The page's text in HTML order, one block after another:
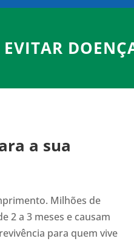
a sua
Milhões de
2 a 3 meses e causam
para quem vive